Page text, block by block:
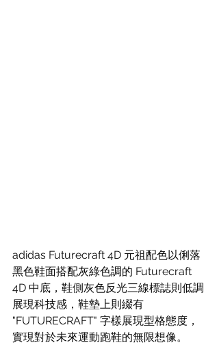
adidas Futurecraft 4D 元祖配色以俐落
黑色鞋面搭配灰綠色調的 Futurecraft
4D 中底，鞋側灰色反光三線標誌則低調
展現科技感，鞋墊上則綴有
"FUTURECRAFT" 字樣展現型格態度，
實現對於未來運動跑鞋的無限想像。